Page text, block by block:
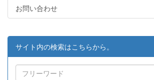
お問い合わせ
サイト内の検索はこちらから。